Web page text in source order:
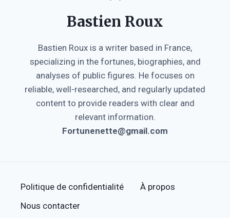
Bastien Roux
Bastien Roux is a writer based in France,
specializing in the fortunes, biographies, and
analyses of public figures. He focuses on
reliable, well-researched, and regularly updated
content to provide readers with clear and
relevant information.
Fortunenette@gmail.com
Politique de confidentialité
À propos
Nous contacter